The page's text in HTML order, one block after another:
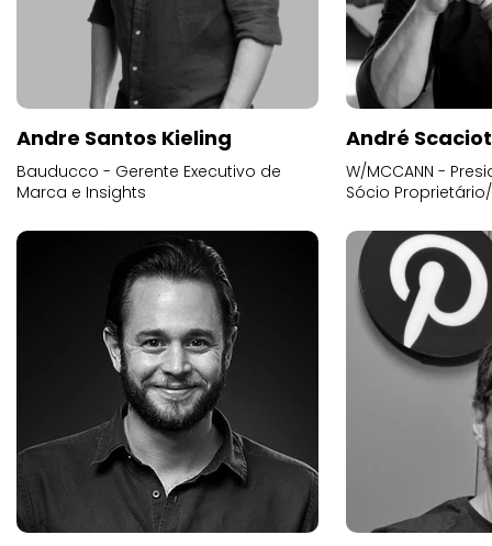
Andre Santos Kieling
Bauducco - Gerente Executivo de
Marca e Insights
André
W/MCCANN -
Sócio